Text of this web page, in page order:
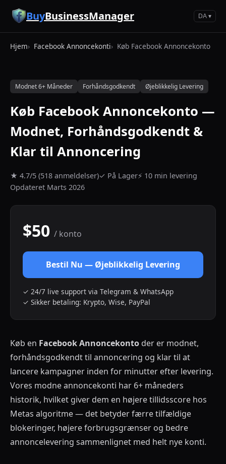
Spring til hovedindhold
BuyBusinessManager DA ▾
Hjem Facebook Annoncekonti Køb Facebook Annoncekonto
Modnet 6+ Måneder Forhåndsgodkendt Øjeblikkelig Levering
Køb Facebook Annoncekonto —
Modnet, Forhåndsgodkendt &
Klar til Annoncering
★ 4.7/5 (518 anmeldelser)✓ På Lager⚡ 10 min levering
Opdateret Marts 2026
$50 / konto
Bestil Nu — Øjeblikkelig Levering
✓ 24/7 live support via Telegram & WhatsApp
✓ Sikker betaling: Krypto, Wise, PayPal
Køb en Facebook Annoncekonto der er modnet,
forhåndsgodkendt til annoncering og klar til at
lancere kampagner inden for minutter efter levering.
Vores modne annoncekonti har 6+ måneders
historik, hvilket giver dem en højere tillidsscore hos
Metas algoritme — det betyder færre tilfældige
blokeringer, højere forbrugsgrænser og bedre
annoncelevering sammenlignet med helt nye konti.